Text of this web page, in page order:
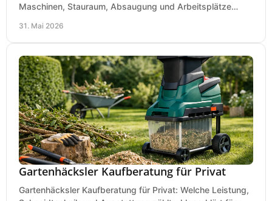
Maschinen, Stauraum, Absaugung und Arbeitsplätze
31. Mai 2026
Gartenhäcksler Kaufberatung für Privat
Gartenhäcksler Kaufberatung für Privat: Welche Leistung,